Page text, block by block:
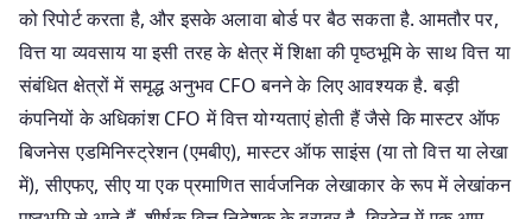
को रिपोर्ट करता है, और इसके अलावा बोर्ड पर बैठ सकता है. आमतौर पर,
वित्त या व्यवसाय या इसी तरह के क्षेत्र में शिक्षा की पृष्ठभूमि के साथ वित्त या
संबंधित क्षेत्रों में समृद्ध अनुभव CFO बनने के लिए आवश्यक है. बड़ी
कंपनियों के अधिकांश CFO में वित्त योग्यताएं होती हैं जैसे कि मास्टर ऑफ
बिजनेस एडमिनिस्ट्रेशन (एमबीए), मास्टर ऑफ साइंस (या तो वित्त या लेखा
में), सीएफए, सीए या एक प्रमाणित सार्वजनिक लेखाकार के रूप में लेखांकन